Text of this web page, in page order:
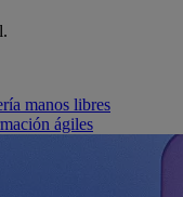
manos libres
ágiles